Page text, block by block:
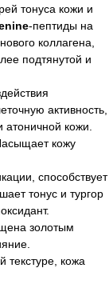
тонуса кожи и
-пептиды на
коллагена,
подтянутой и
активность,
атоничной кожи.
кожу
способствует
тонус и тургор
золотым
текстуре, кожа